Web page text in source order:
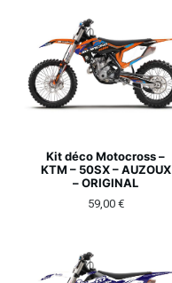
Kit déco Motocross –
KTM – 50SX – AUZOUX
– ORIGINAL
59,00 €